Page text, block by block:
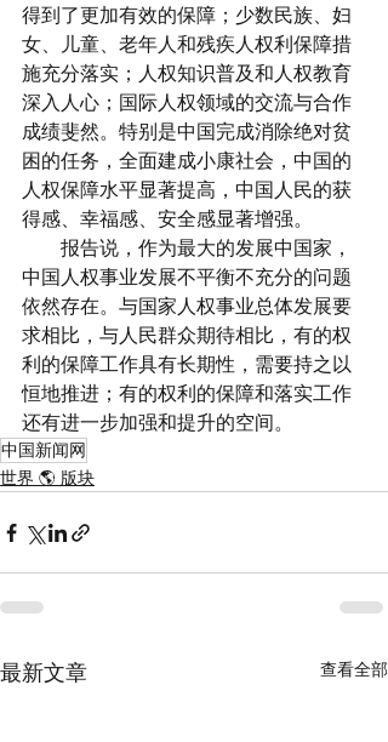
得到了更加有效的保障；少数民族、妇
女、儿童、老年人和残疾人权利保障措
施充分落实；人权知识普及和人权教育
深入人心；国际人权领域的交流与合作
成绩斐然。特别是中国完成消除绝对贫
困的任务，全面建成小康社会，中国的
人权保障水平显著提高，中国人民的获
得感、幸福感、安全感显著增强。
报告说，作为最大的发展中国家，
中国人权事业发展不平衡不充分的问题
依然存在。与国家人权事业总体发展要
求相比，与人民群众期待相比，有的权
利的保障工作具有长期性，需要持之以
恒地推进；有的权利的保障和落实工作
还有进一步加强和提升的空间。
中国新闻网
世界 🌎 版块
最新文章 查看全部